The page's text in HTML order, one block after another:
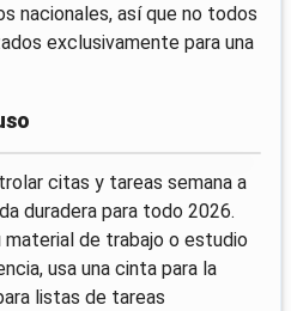
nacionales, así que no todos
exclusivamente para una
citas y tareas semana a
duradera para todo 2026.
material de trabajo o estudio
usa una cinta para la
listas de tareas